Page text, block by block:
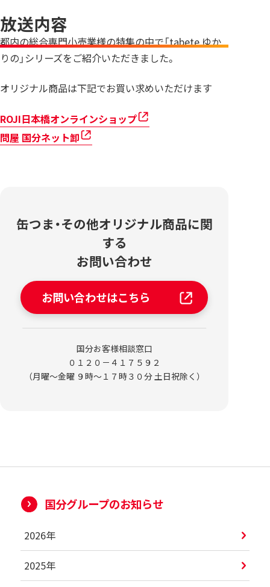
放送内容
都内の総合専門小売業様の特集の中で「tabete ゆか
りの」シリーズをご紹介いただきました。
オリジナル商品は下記でお買い求めいただけます
ROJI日本橋オンラインショップ
問屋 国分ネット卸
缶つま・その他オリジナル商品に関
する
お問い合わせ
お問い合わせはこちら
国分お客様相談窓口
０１２０－４１７５９２
（月曜～金曜 ９時～１７時３０分 土日祝除く）
国分グループのお知らせ
2026年
2025年